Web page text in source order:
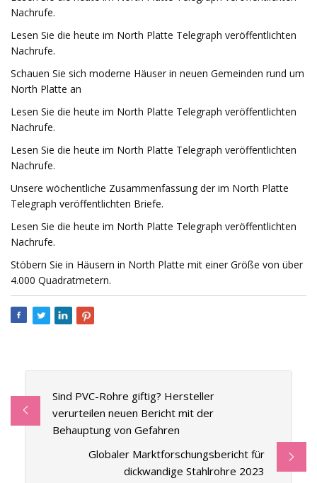
Nachrufe.
Lesen Sie die heute im North Platte Telegraph veröffentlichten
Nachrufe.
Schauen Sie sich moderne Häuser in neuen Gemeinden rund um
North Platte an
Lesen Sie die heute im North Platte Telegraph veröffentlichten
Nachrufe.
Lesen Sie die heute im North Platte Telegraph veröffentlichten
Nachrufe.
Unsere wöchentliche Zusammenfassung der im North Platte
Telegraph veröffentlichten Briefe.
Lesen Sie die heute im North Platte Telegraph veröffentlichten
Nachrufe.
Stöbern Sie in Häusern in North Platte mit einer Größe von über
4.000 Quadratmetern.
Sind PVC-Rohre giftig? Hersteller
verurteilen neuen Bericht mit der
Behauptung von Gefahren
Globaler Marktforschungsbericht für
dickwandige Stahlrohre 2023